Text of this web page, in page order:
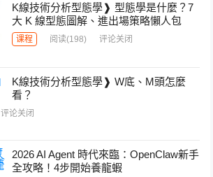
K線技術分析型態學❱ 型態學是什麼？7
大 K 線型態圖解、進出場策略懶人包
课程 阅读(198) 评论关闭
K線技術分析型態學❱ W底、M頭怎麼
看？
评论关闭
2026 AI Agent 時代來臨：OpenClaw新手
全攻略！4步開始養龍蝦